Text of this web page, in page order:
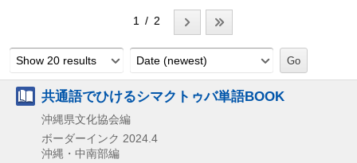
1 / 2
Show 20 results Date (newest)
共通語でひけるシマクトゥバ単語BOOK
沖縄県文化協会編
ボーダーインク 2024.4
沖縄・中南部編